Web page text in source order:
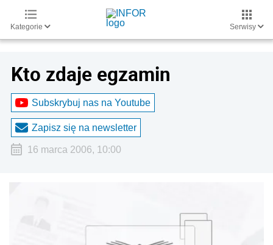
Kategorie Serwisy
Kto zdaje egzamin
Subskrybuj nas na Youtube
Zapisz się na newsletter
16 marca 2006, 10:00